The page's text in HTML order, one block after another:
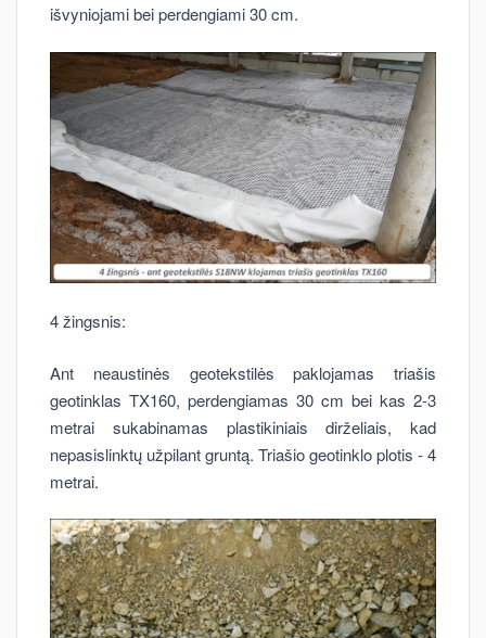
išvyniojami bei perdengiami 30 cm.
4 žingsnis:
Ant neaustinės geotekstilės paklojamas triašis
geotinklas TX160, perdengiamas 30 cm bei kas 2-3
metrai sukabinamas plastikiniais dirželiais, kad
nepasislinktų užpilant gruntą. Triašio geotinklo plotis - 4
metrai.